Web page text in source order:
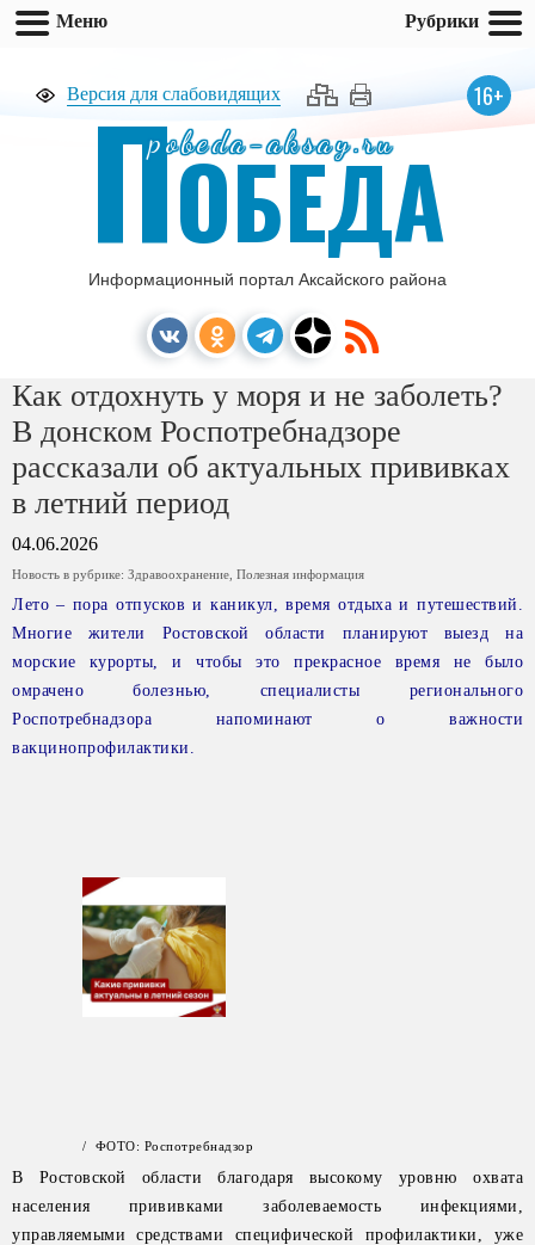
Версия для слабовидящих 16+
pobeda-aksay.ru
ПОБЕДА
Информационный портал Аксайского района
Как отдохнуть у моря и не заболеть?
В донском Роспотребнадзоре
рассказали об актуальных прививках
в летний период
04.06.2026
Новость в рубрике: Здравоохранение Полезная информация
Лето – пора отпусков и каникул, время отдыха и путешествий.
Многие жители Ростовской области планируют выезд на
морские курорты, и чтобы это прекрасное время не было
омрачено болезнью, специалисты регионального
Роспотребнадзора напоминают о важности
вакцинопрофилактики.
/ ФОТО: Роспотребнадзор
В Ростовской области благодаря высокому уровню охвата
населения прививками заболеваемость инфекциями,
управляемыми средствами специфической профилактики, уже
Меню Рубрики